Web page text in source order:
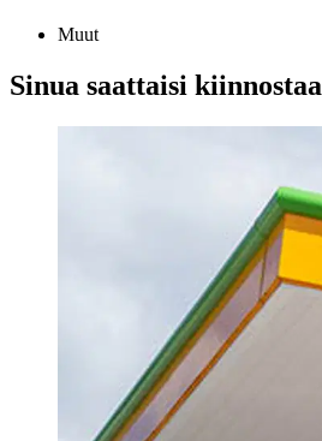
Muut
Sinua saattaisi kiinnostaa